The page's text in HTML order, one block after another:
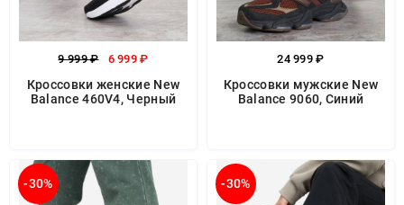
9 999 ₽ 6 999 ₽
Кроссовки женские New
Balance 460V4, Черный
24 999 ₽
Кроссовки мужские New
Balance 9060, Синий
-30% -30%